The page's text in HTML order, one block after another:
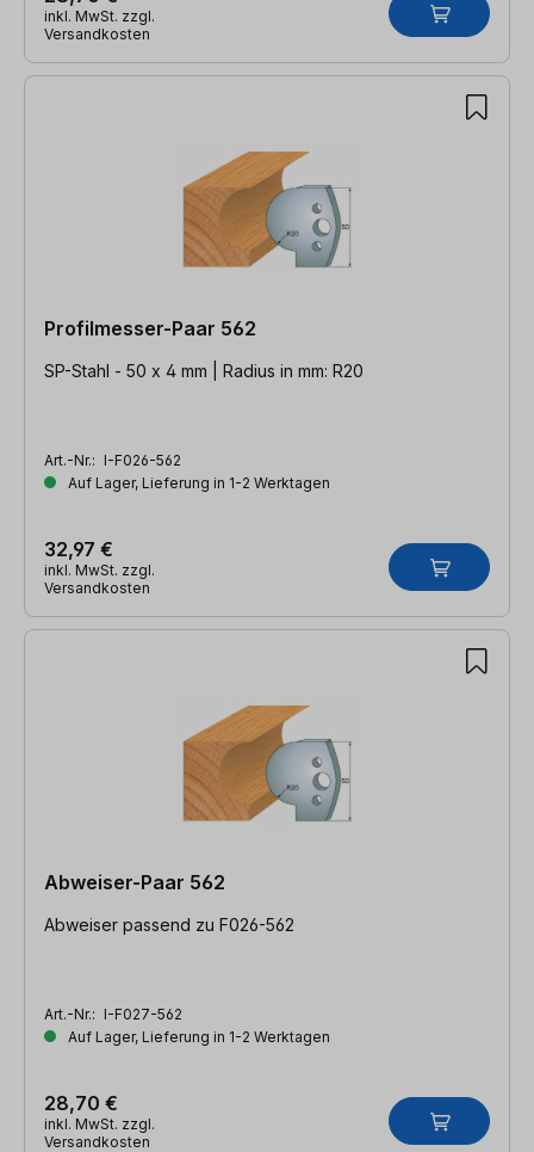
inkl. MwSt. zzgl.
Versandkosten
Profilmesser-Paar 562
SP-Stahl - 50 x 4 mm | Radius in mm: R20
Art.-Nr.: I-F026-562
Auf Lager, Lieferung in 1-2 Werktagen
32,97 €
inkl. MwSt. zzgl.
Versandkosten
Abweiser-Paar 562
Abweiser passend zu F026-562
Art.-Nr.: I-F027-562
Auf Lager, Lieferung in 1-2 Werktagen
28,70 €
inkl. MwSt. zzgl.
Versandkosten